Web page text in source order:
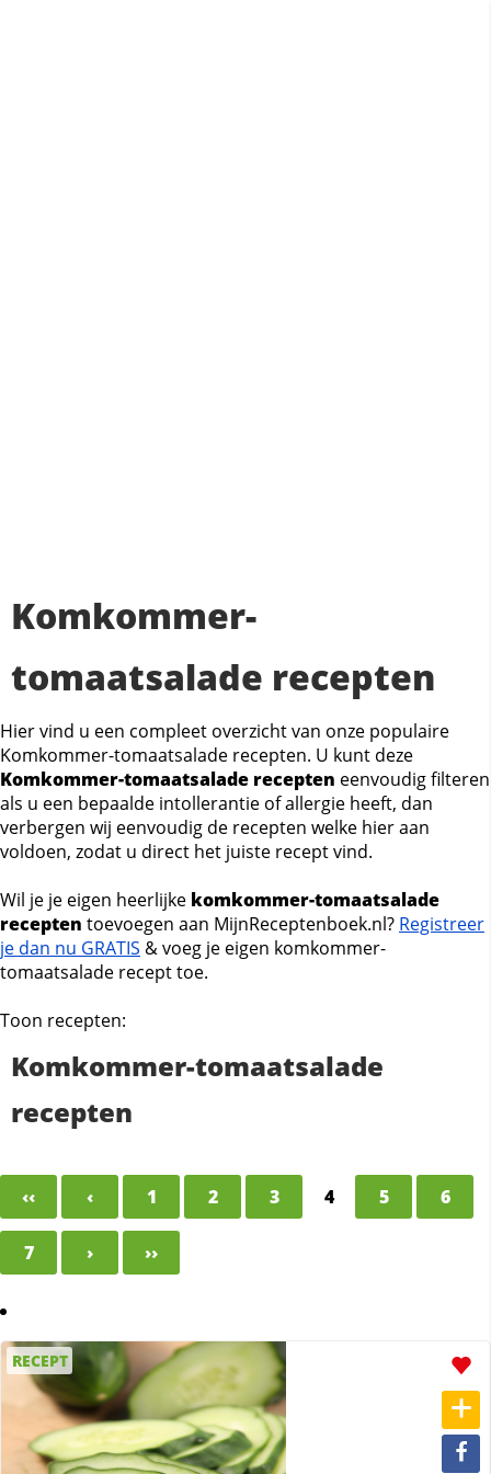
Komkommer-
tomaatsalade recepten
Hier vind u een compleet overzicht van onze populaire
Komkommer-tomaatsalade recepten. U kunt deze
Komkommer-tomaatsalade recepten eenvoudig filteren
als u een bepaalde intollerantie of allergie heeft, dan
verbergen wij eenvoudig de recepten welke hier aan
voldoen, zodat u direct het juiste recept vind.
Wil je je eigen heerlijke komkommer-tomaatsalade
recepten toevoegen aan MijnReceptenboek.nl? Registreer
je dan nu GRATIS & voeg je eigen komkommer-
tomaatsalade recept toe.
Toon recepten:
Komkommer-tomaatsalade
recepten
‹‹ ‹ 1 2 3 4 5 6
7 › ››
RECEPT